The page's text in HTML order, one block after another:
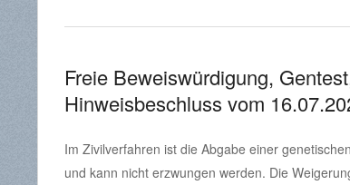
Freie Beweiswürdigung,
Hinweisbeschluss vom
04-
22
Im Zivilverfahren ist die Abgabe einer
und kann nicht erzwungen werden. Die